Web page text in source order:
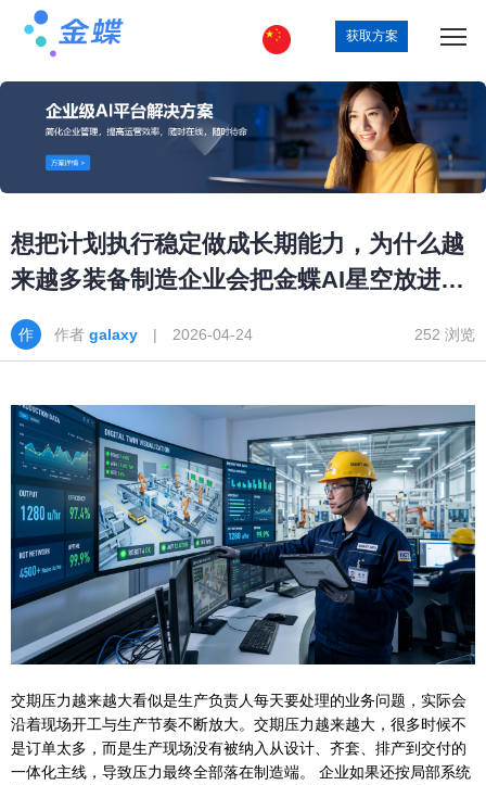
获取方案
想把计划执行稳定做成长期能力，为什么越
来越多装备制造企业会把金蝶AI星空放进优
先清单
作者 galaxy | 2026-04-24 252 浏览
交期压力越来越大看似是生产负责人每天要处理的业务问题，实际会
沿着现场开工与生产节奏不断放大。交期压力越来越大，很多时候不
是订单太多，而是生产现场没有被纳入从设计、齐套、排产到交付的
一体化主线，导致压力最终全部落在制造端。 企业如果还按局部系统